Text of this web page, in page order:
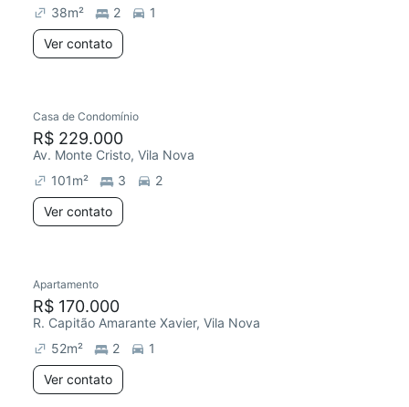
38m² 2
1
Ver contato
Casa de Condomínio
R$ 229.000
Av. Monte Cristo, Vila Nova
101m² 3
2
Ver contato
Apartamento
R$ 170.000
R. Capitão Amarante Xavier, Vila Nova
52m² 2
1
Ver contato